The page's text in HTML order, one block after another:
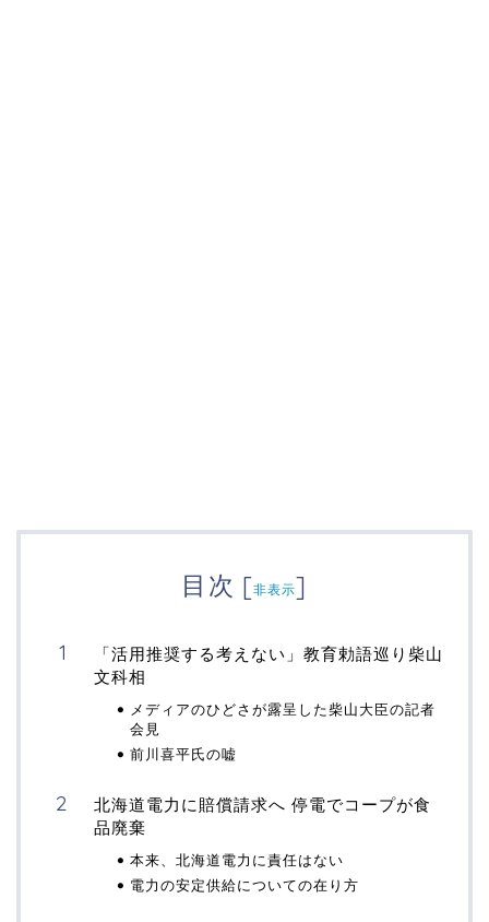
目次 [非表示]
「活用推奨する考えない」教育勅語巡り柴山
文科相
メディアのひどさが露呈した柴山大臣の記者
会見
前川喜平氏の嘘
北海道電力に賠償請求へ 停電でコープが食
品廃棄
本来、北海道電力に責任はない
電力の安定供給についての在り方